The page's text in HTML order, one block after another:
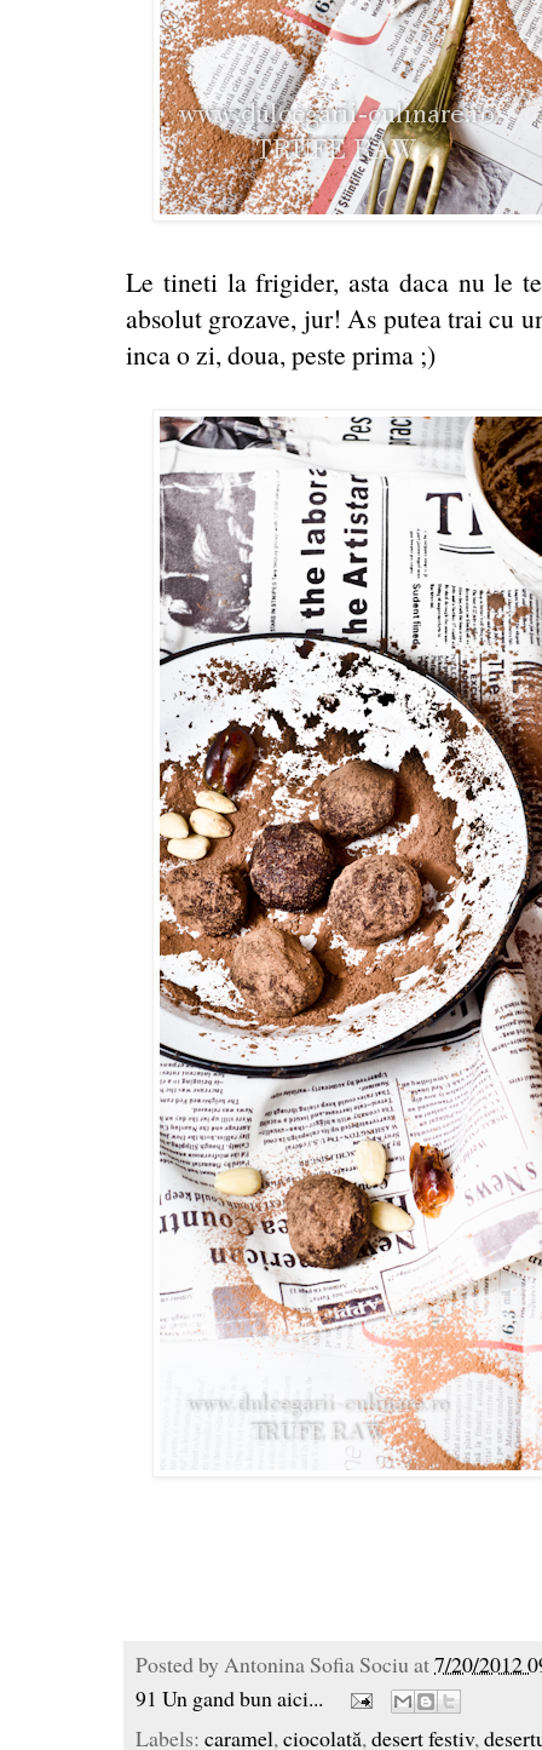
Le tineti la frigider, asta daca nu le
absolut grozave, jur! As putea trai cu
inca o zi, doua, peste prima ;)
Posted by Antonina Sofia Sociu at7/20/2012
91 Un gand bun aici...
Labels: caramel, ciocolată, desert festiv,